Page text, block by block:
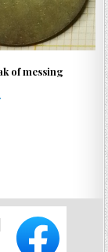
of messing